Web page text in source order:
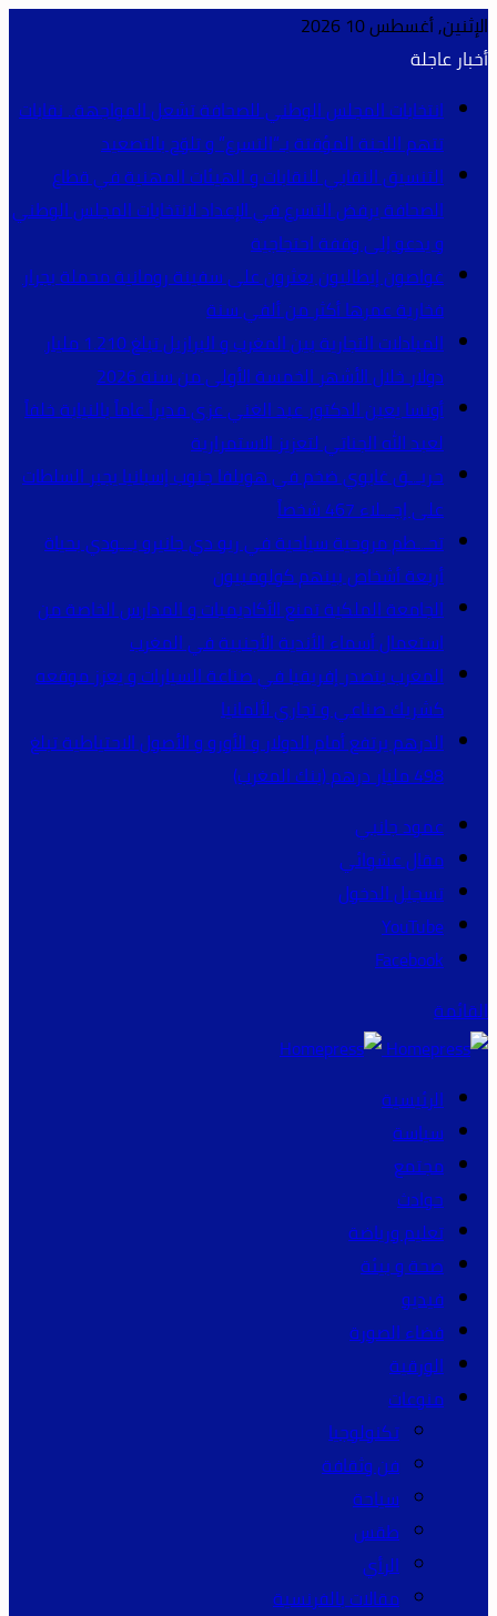
الإثنين, أغسطس 10 2026
أخبار عاجلة
انتخابات المجلس الوطني للصحافة تشعل المواجهة.. نقابات
تتهم اللجنة المؤقتة بـ“التسرع” و تلوّح بالتصعيد
التنسيق النقابي للنقابات و الهيئات المهنية في قطاع
الصحافة يرفض التسرع في الإعداد لانتخابات المجلس الوطني
و يدعو إلى وقفة احتجاجية
غواصون إيطاليون يعثرون على سفينة رومانية محملة بجرار
فخارية عمرها أكثر من ألفي سنة
المبادلات التجارية بين المغرب و البرازيل تبلغ 1.210 مليار
دولار خلال الأشهر الخمسة الأولى من سنة 2026
أونسا يعين الدكتور عبد الغني عزي مديراً عاماً بالنيابة خلفاً
لعبد الله الجناتي لتعزيز الاستمرارية
حريـ.ـق غابوي ضخم في هويلفا جنوب إسبانيا يجبر السلطات
على إجـ.ـلاء 467 شخصاً
تحـ.ـطم مروحية سياحية في ريو دي جانيرو يـ.ـودي بحياة
أربعة أشخاص بينهم كولومبيون
الجامعة الملكية تمنع الأكاديميات و المدارس الخاصة من
استعمال أسماء الأندية الأجنبية في المغرب
المغرب يتصدر إفريقيا في صناعة السيارات و يعزز موقعه
كشريك صناعي و تجاري لألمانيا
الدرهم يرتفع أمام الدولار و الأورو و الأصول الاحتياطية تبلغ
498 مليار درهم (بنك المغرب)
عمود جانبي
مقال عشوائي
تسجيل الدخول
YouTube
Facebook
القائمة
الرئيسية
سياسة
مجتمع
حوادث
تعليم ورياضة
صحة و بيئة
فيديو
فضاء الصورة
الورقية
منوعات
تكنولوجيا
فن وثقافة
سياحة
طقس
الرأي
مقالات بالفرنسية